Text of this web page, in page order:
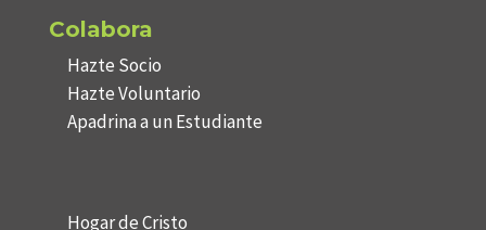
Colabora
Hazte Socio
Hazte Voluntario
Apadrina a un Estudiante
Hogar de Cristo